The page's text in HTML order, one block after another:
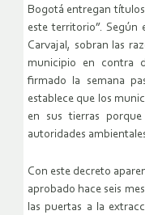
Bogotá entregan
este territorio”. Según
Carvajal, sobran las
municipio en contra
firmado la semana
establece que los
en sus tierras
autoridades
Con este decreto
aprobado hace seis
las puertas a la